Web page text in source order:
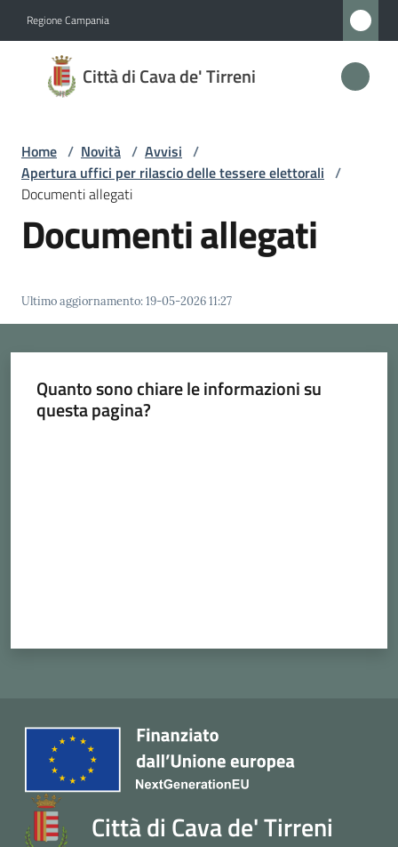
Regione Campania
Città di Cava de' Tirreni
Città
di
de'
Tirreni
Amministrazione
Novità
Vivere
Cava
Home / Novità / Avvisi /
Apertura uffici per rilascio delle tessere elettorali /
Documenti allegati
Documenti allegati
Ultimo aggiornamento:19-05-2026 11:27
Quanto sono chiare le informazioni su
questa pagina?
Città di Cava de' Tirreni